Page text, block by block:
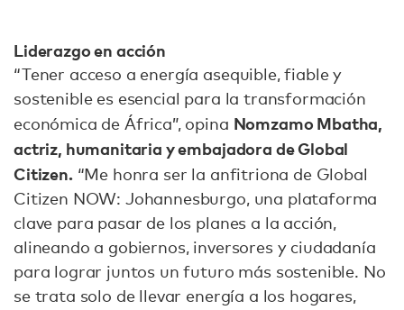
Liderazgo en acción
“Tener acceso a energía asequible, fiable y
sostenible es esencial para la transformación
económica de África”, opina Nomzamo Mbatha,
actriz, humanitaria y embajadora de Global
Citizen.“Me honra ser la anfitriona de Global
Citizen NOW: Johannesburgo, una plataforma
clave para pasar de los planes a la acción,
alineando a gobiernos, inversores y ciudadanía
para lograr juntos un futuro más sostenible. No
se trata solo de llevar energía a los hogares,